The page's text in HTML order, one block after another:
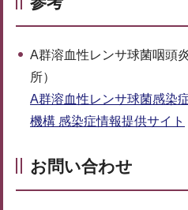
A群溶血性レンサ球菌咽頭
所）
A群溶血性レンサ球菌感染
機構 感染症情報提供サイト
お問い合わせ